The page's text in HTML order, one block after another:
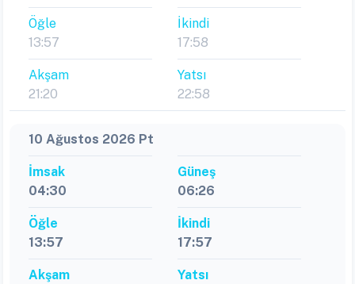
Öğle
13:57
İkindi
17:58
Akşam
21:20
Yatsı
22:58
10 Ağustos 2026 Pt
İmsak
04:30
Güneş
06:26
Öğle
13:57
İkindi
17:57
Akşam
Yatsı